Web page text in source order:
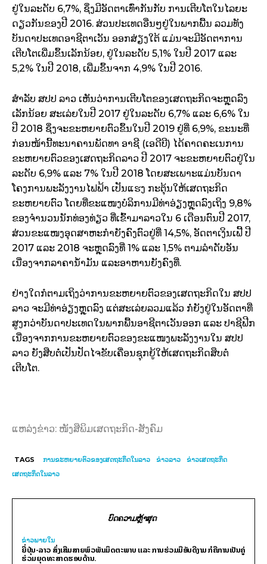
ຢູ່ໃນລະດັບ 6,7%, ຊຶ່ງມີອັດຕາເທົ່າກັນກັບ ການເຕີບໂຕໃນໄລຍະ
ດຽວກັນຂອງປີ 2016. ສ່ວນປະເທດອື່ນໆຢູ່ໃນພາກພື້ນ ລວມທັງ
ບັນດາປະເທດອາຊີຕາເວັນ ອອກສ່ຽງໃຕ້ ແມ່ນຈະມີອັດຕາການ
ເຕີບໂຕເພີ່ມຂຶ້ນເລັກນ້ອຍ, ຢູ່ໃນລະດັບ 5,1% ໃນປີ 2017 ແລະ
5,2% ໃນປີ 2018, ເພີ່ມຂຶ້ນຈາກ 4,9% ໃນປີ 2016.
ສໍາລັບ ສປປ ລາວ ເຫັນວ່າການເຕີບໂຕຂອງເສດຖະກິດຈະຫຼຸດລົງ
ເລັກນ້ອຍ ສະເລ່ຍໃນປີ 2017 ຢູ່ໃນລະດັບ 6,7% ແລະ 6,6% ໃນ
ປີ 2018 ຊຶ່ງຈະຂະຫຍາຍຕົວຂຶ້ນໃນປີ 2019 ຢູ່ທີ່ 6,9%, ຂະນະທີ່
ກ່ອນໜ້ານີ້ທະນາຄານພັດທາ ອາຊີ (ເອດີບີ) ໄດ້ຄາດຄະເນການ
ຂະຫຍາຍຕົວຂອງເສດຖະກິດລາວ ປີ 2017 ຈະຂະຫຍາຍຕົວຢູ່ໃນ
ລະດັບ 6,9% ແລະ 7% ໃນປີ 2018 ໂດຍສະເພາະແມ່ນບັນດາ
ໂຄງການພະລັງງານໄຟຟ້າ ເປັນແຮງ ກະຕຸ້ນໃຫ້ເສດຖະກິດ
ຂະຫຍາຍຕົວ ໂດຍທີ່ຂະແໜງບໍລິການມີທ່າອ່ຽງຫຼຸດລົງເຖິງ 9,8%
ຂອງຈໍານວນນັກທ່ອງທ່ຽວ ທີ່ເຂົ້າມາລາວໃນ 6 ເດືອນຕົນປີ 2017,
ສ່ວນຂະແໜງອຸດສາຫະກໍາຍັງຄົງຕົວຢູ່ທີ່ 14,5%, ອັດຕາເງິນເຟີ້ ປີ
2017 ແລະ 2018 ຈະຫຼຸດລົງທີ່ 1% ແລະ 1,5% ຕາມລໍາດັບອັນ
ເນື່ອງຈາກລາຄານໍ້າມັນ ແລະອາຫານຍັງຄົງທີ່.
ຢ່າງໃດກໍຕາມເຖິງວ່າການຂະຫຍາຍຕົວຂອງເສດຖະກິດໃນ ສປປ
ລາວ ຈະມີທ່າອ່ຽງຫຼຸດລົງ ແຕ່ສະເລ່ຍລວມແລ້ວ ກໍ່ຍັງຢູ່ໃນອັດຕາທີ່
ສູງກວ່າບັນດາປະເທດໃນພາກພື້ນອາຊີຕາເວັນອອກ ແລະ ປາຊີຟີກ
ເນື່ອງຈາກການຂະຫຍາຍຕົວຂອງຂະແໜງພະລັງງານໃນ ສປປ
ລາວ ຍັງສືບຕໍ່ເປັນປັດໄຈຂັບເຄື່ອນຊຸກຍູ້ໃຫ້ເສດຖະກິດສຶບຕໍ່​
ເຕີບໂຕ.
ແຫລ່ງຂ່າວ: ໜັງສືພິມເສດຖະກິດ-ສັງຄົມ
TAGS ການຂະຫຍາຍຕົວຂອງເສດຖະກິດໃນລາວ ຂ່າວລາວ
ຂ່າວເສດຖະກິດ
ເສດຖະກິດໃນລາວ
ບົດຄວາມຫຼ້າສຸດ
ຂ່າວພາຍ​ໃນ
ຍີ່ປຸ່ນ-ລາວ ສົ່ງເສີມສາຍພົວພັນມິດຕະພາບ ແລະ ການຮ່ວມມືອັນດີງາມ ກໍຄືການເປັນຄູ່
ຮ່ວມຍຸດທະສາດຮອບດ້ານ.